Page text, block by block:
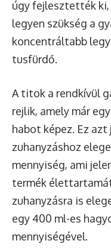
úgy fejlesztették ki,
legyen szükség a
koncentráltabb
tusfürdő.
A titok a rendkívül
rejlik, amely már
habot képez. Ez
zuhanyzáshoz
mennyiség, ami
termék
zuhanyzásra is
egy 400 ml-es
mennyiségével.